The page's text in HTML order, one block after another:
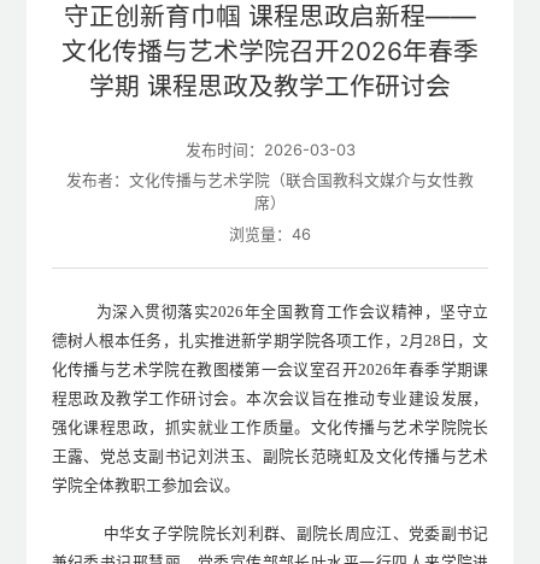
守正创新育巾帼 课程思政启新程——
文化传播与艺术学院召开2026年春季
学期 课程思政及教学工作研讨会
发布时间：2026-03-03
发布者：文化传播与艺术学院（联合国教科文媒介与女性教
席）
浏览量： 46
为深入贯彻落实2026年全国教育工作会议精神，坚守立
德树人根本任务，扎实推进新学期学院各项工作， 2月28 日，文
化传播与艺术学院在教图楼第一会议室召开2026年春季学期课
程思政及教学工作研讨会。本次会议旨在推动专业建设发展，
强化课程思政，抓实就业工作质量。文化传播与艺术学院院长
王露、党总支副书记刘洪玉、副院长范晓虹及文化传播与艺术
学院全体教职工参加会议。
中华女子学院院长刘利群、副院长周应江、党委副书记